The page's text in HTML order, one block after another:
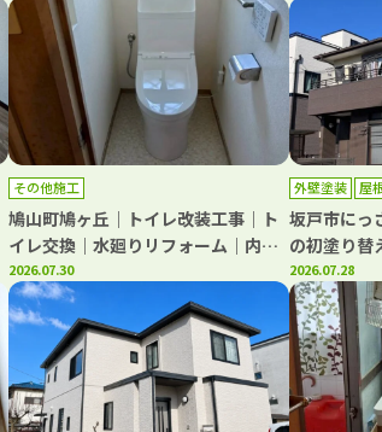
その他施工
鳩山町鳩ヶ丘｜トイレ改装工事｜ト
イレ交換｜水廻りリフォーム｜内装
工事｜M様邸
2026.07.30
外壁塗装 屋
坂戸市にっ
の初塗り替
×「スーパ
観と耐久性
S様邸｜ス
ン・アイ
2026.07.28